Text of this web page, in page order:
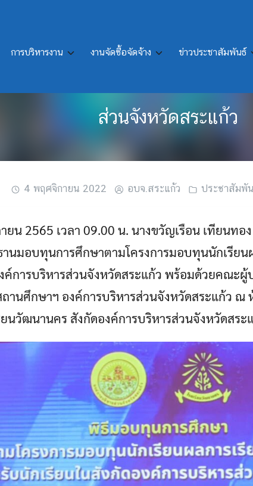
การบริหารงาน งานจัดซื้อจัดจ้าง ข่าวประชาสัมพันธ์
ยนผลการเรียนดีและยากจน สำห
ส่วนจังหวัดสระแก้ว
4 พฤศจิกายน 2022 อบจ.สระแก้ว ประชาสัมพั
น 2565 เวลา 09.00 น. นางขวัญเรือน เทียนทอ
านมอบทุนการศึกษาตามโครงการมอบทุนนักเรียน
ค์การบริหารส่วนจังหวัดสระแก้ว พร้อมด้วยคณะ
านศึกษาฯ องค์การบริหารส่วนจังหวัดสระแก้ว ณ
ยนวัฒนานคร สังกัดองค์การบริหารส่วนจังหวัดสระ